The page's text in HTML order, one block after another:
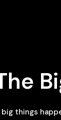
things